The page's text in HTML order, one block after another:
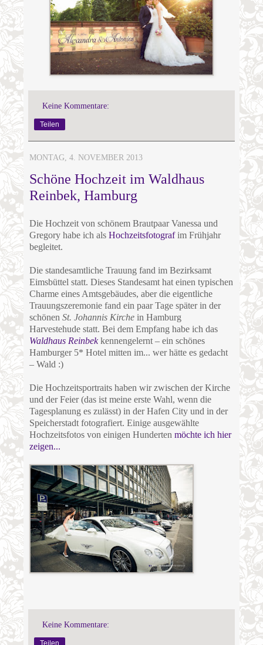
Keine Kommentare:
Teilen
MONTAG, 4. NOVEMBER 2013
Schöne Hochzeit im Waldhaus
Reinbek, Hamburg
Die Hochzeit von schönem Brautpaar Vanessa und
Gregory habe ich als Hochzeitsfotografim Frühjahr
begleitet.
Die standesamtliche Trauung fand im Bezirksamt
Eimsbüttel statt. Dieses Standesamt hat einen typischen
Charme eines Amtsgebäudes, aber die eigentliche
Trauungszeremonie fand ein paar Tage später in der
schönen St. Johannis Kirche in Hamburg
Harvestehude statt. Bei dem Empfang habe ich das
Waldhaus Reinbek kennengelernt – ein schönes
Hamburger 5* Hotel mitten im... wer hätte es gedacht
– Wald :)
Die Hochzeitsportraits haben wir zwischen der Kirche
und der Feier (das ist meine erste Wahl, wenn die
Tagesplanung es zulässt) in der Hafen City und in der
Speicherstadt fotografiert. Einige ausgewählte
Hochzeitsfotos von einigen Hunderten möchte ich hier
zeigen...
Keine Kommentare:
Teilen